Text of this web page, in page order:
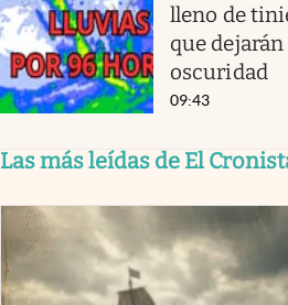
lleno de
que
oscuridad
09:43
Las más leídas de El